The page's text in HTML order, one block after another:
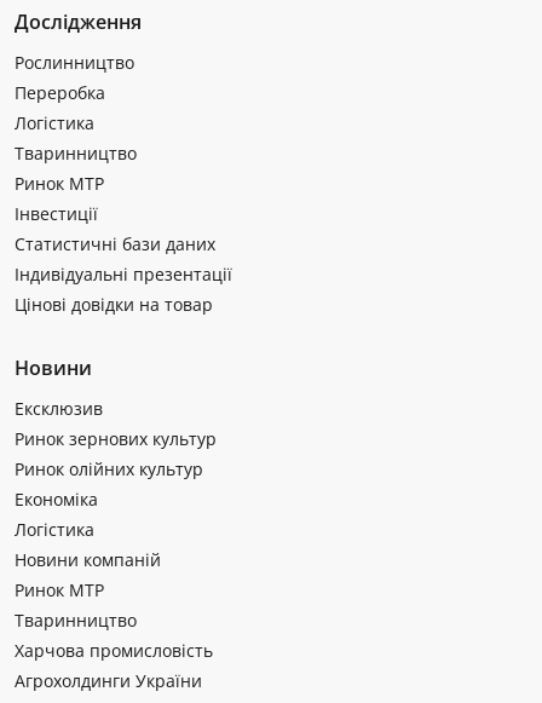
Дослідження
Рослинництво
Переробка
Логістика
Тваринництво
Ринок МТР
Інвестиції
Статистичні бази даних
Індивідуальні презентації
Цінові довідки на товар
Новини
Ексклюзив
Ринок зернових культур
Ринок олійних культур
Економіка
Логістика
Новини компаній
Ринок МТР
Тваринництво
Харчова промисловість
Агрохолдинги України